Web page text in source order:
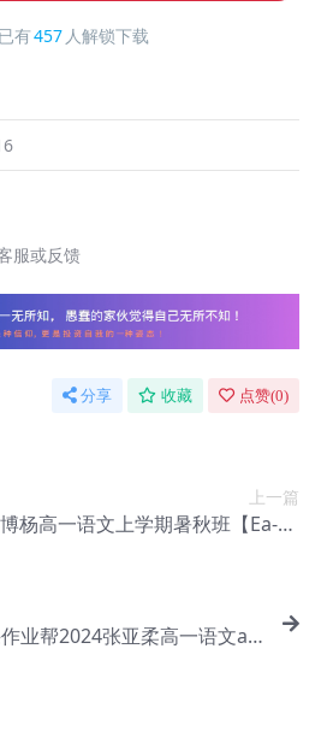
已有457 人解锁下载
服或反馈
分享 收藏 点赞(0)
上一篇
杨高一语文上学期暑秋班【Ea-12
业帮2024张亚柔高一语文a